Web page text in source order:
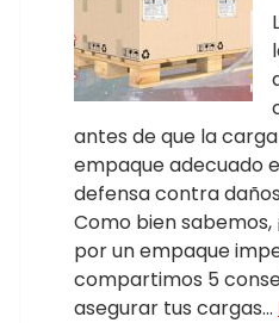
antes de que la
empaque adecuado
defensa contra
Como bien
por un empaque
compartimos 5
asegurar tus cargas…